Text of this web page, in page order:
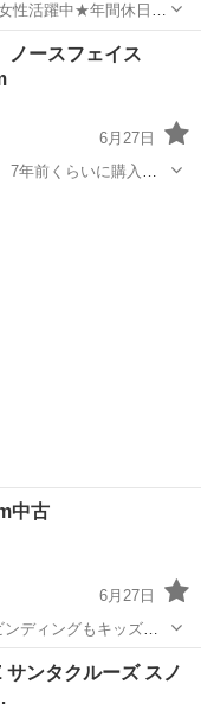
性活躍中★年間休日
事！日払い制度利用可
県中巨摩郡昭和町》
ースフェイス
6月27日
7年前くらいに購入
中古
6月27日
サロモン
サンタクルーズ スノ